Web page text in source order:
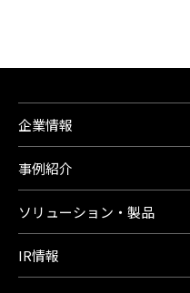
企業情報
事例紹介
ソリューション・製品
IR情報